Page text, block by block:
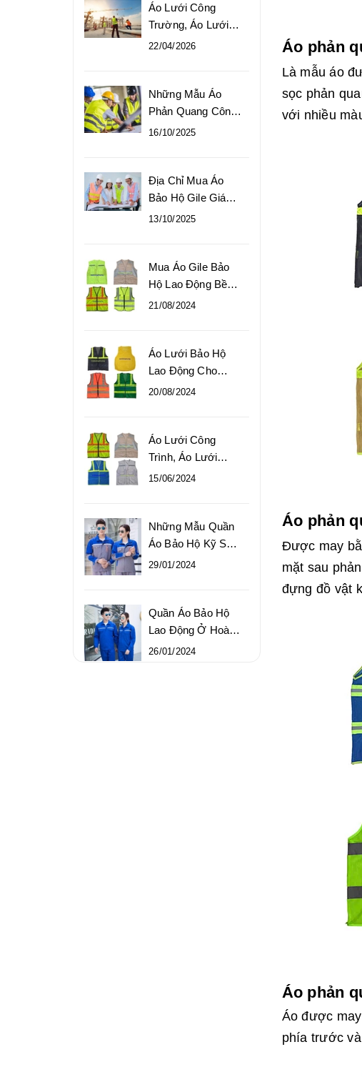
Áo phản
Là mẫu áo
sọc phản
với nhiều
Áo phản
Được may
mặt sau
đựng đồ vật
Áo phản
Áo được
phía trước
Áo Lưới Công
Trường, Áo Lưới
Phản Quang Bảo
22/04/2026
Những Mẫu Áo
Phản Quang Công
Nhân Xây Dựng
16/10/2025
Địa Chỉ Mua Áo
Bảo Hộ Gile Giá
Gốc Tại Xưởng
13/10/2025
Mua Áo Gile Bảo
Hộ Lao Động Bền
Đẹp, Giá Gốc
21/08/2024
Áo Lưới Bảo Hộ
Lao Động Cho
Công Nhân Giá Tốt
20/08/2024
Áo Lưới Công
Trình, Áo Lưới
Công Trường Chất
15/06/2024
Những Mẫu Quần
Áo Bảo Hộ Kỹ Sư
Bền Đẹp Chất
29/01/2024
Quần Áo Bảo Hộ
Lao Động Ở Hoàn
Kiếm Chất Lượng,
26/01/2024